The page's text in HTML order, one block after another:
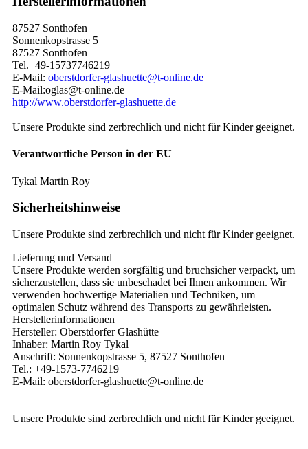
87527 Sonthofen
Sonnenkopstrasse 5
87527 Sonthofen
Tel.+49-15737746219
E-Mail: oberstdorfer-glashuette@t-online.de
E-Mail:oglas@t-online.de
http://www.oberstdorfer-glashuette.de
Unsere Produkte sind zerbrechlich und nicht für Kinder geeignet.
Verantwortliche Person in der EU
Tykal Martin Roy
Sicherheitshinweise
Unsere Produkte sind zerbrechlich und nicht für Kinder geeignet.
Lieferung und Versand
Unsere Produkte werden sorgfältig und bruchsicher verpackt, um
sicherzustellen, dass sie unbeschadet bei Ihnen ankommen. Wir
verwenden hochwertige Materialien und Techniken, um
optimalen Schutz während des Transports zu gewährleisten.
Herstellerinformationen
Hersteller: Oberstdorfer Glashütte
Inhaber: Martin Roy Tykal
Anschrift: Sonnenkopstrasse 5, 87527 Sonthofen
Tel.: +49-1573-7746219
E-Mail: oberstdorfer-glashuette@t-online.de
Unsere Produkte sind zerbrechlich und nicht für Kinder geeignet.